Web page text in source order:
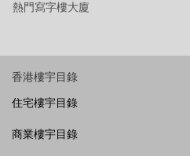
熱門寫字樓大廈
香港樓宇目錄
住宅樓宇目錄
商業樓宇目錄